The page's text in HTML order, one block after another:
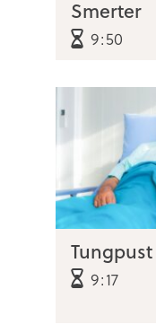
Smerter
9:50
Tungpust
9:17